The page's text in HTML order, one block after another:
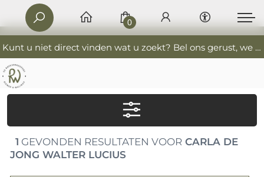
Kunt u niet direct vinden wat u zoekt? Bel ons gerust, we helpen u graag. 0341-552405 De Boekverkoopers
0
1 GEVONDEN RESULTATEN VOORCARLA DE
JONG WALTER LUCIUS